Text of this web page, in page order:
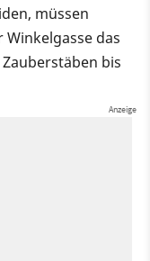
müssen
das
bis